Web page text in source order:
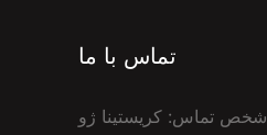
تماس با ما
شخص تماس: کریستینا ژو